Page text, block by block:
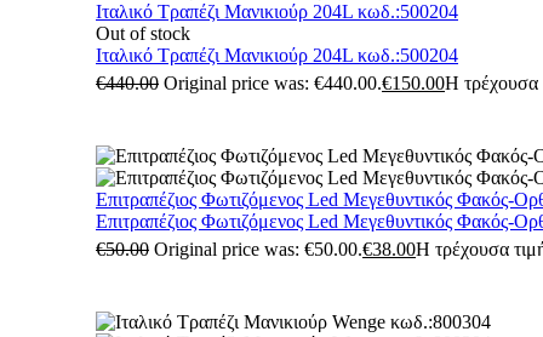
Ιταλικό Τραπέζι Μανικιούρ 204L κωδ.:500204
Out of stock
Ιταλικό Τραπέζι Μανικιούρ 204L κωδ.:500204
€440.00 Original price was: €440.00.€150.00Η τρέχουσα
Επιτραπέζιος Φωτιζόμενος Led Μεγεθυντικός Φακός-
Επιτραπέζιος Φωτιζόμενος Led Μεγεθυντικός Φακός-
€50.00 Original price was: €50.00.€38.00Η τρέχουσα